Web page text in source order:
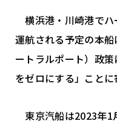
横浜港・川崎港でハ
運航される予定の本
ートラルポート）政
をゼロにする」ことに
東京汽船は2023年1